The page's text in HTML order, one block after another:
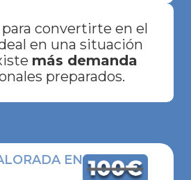
convertirte en el
en una situación
más demanda
preparados.
EN